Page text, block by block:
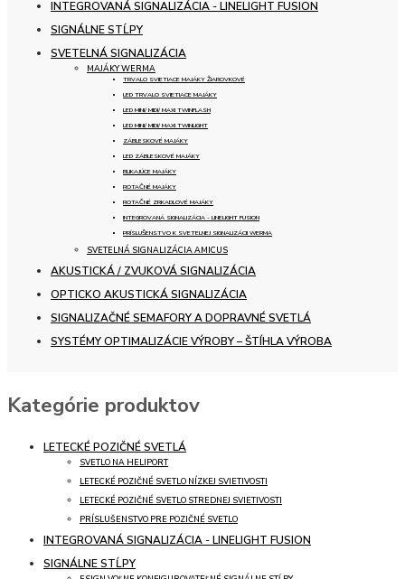
INTEGROVANÁ SIGNALIZÁCIA - LINELIGHT FUSION
SIGNÁLNE STĹPY
SVETELNÁ SIGNALIZÁCIA
MAJÁKY WERMA
TRVALO SVIETIACE MAJÁKY ŽIAROVKOVÉ
LED TRVALO SVIETIACE MAJÁKY
LED MINI/ MIDI/ MAXI TWINFLASH
LED MINI/ MIDI/ MAXI TWINLIGHT
ZÁBLESKOVÉ MAJÁKY
LED ZÁBLESKOVÉ MAJÁKY
BLIKAJÚCE MAJÁKY
ROTAČNÉ MAJÁKY
ROTAČNÉ ZRKADLOVÉ MAJÁKY
INTEGROVANÁ SIGNALIZÁCIA - LINELIGHT FUSION
PRÍSLUŠENSTVO K SVETELNEJ SIGNALIZÁCII WERMA
SVETELNÁ SIGNALIZÁCIA AMICUS
AKUSTICKÁ / ZVUKOVÁ SIGNALIZÁCIA
OPTICKO AKUSTICKÁ SIGNALIZÁCIA
SIGNALIZAČNÉ SEMAFORY A DOPRAVNÉ SVETLÁ
SYSTÉMY OPTIMALIZÁCIE VÝROBY – ŠTÍHLA VÝROBA
Kategórie produktov
LETECKÉ POZIČNÉ SVETLÁ
SVETLO NA HELIPORT
LETECKÉ POZIČNÉ SVETLO NÍZKEJ SVIETIVOSTI
LETECKÉ POZIČNÉ SVETLO STREDNEJ SVIETIVOSTI
PRÍSLUŠENSTVO PRE POZIČNÉ SVETLO
INTEGROVANÁ SIGNALIZÁCIA - LINELIGHT FUSION
SIGNÁLNE STĹPY